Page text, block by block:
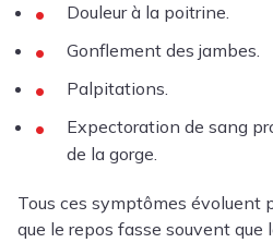
Douleur à la poitrine.
Gonflement des jambes.
Palpitations.
Expectoration de sang
de la gorge.
Tous ces symptômes évoluent
que le repos fasse souvent